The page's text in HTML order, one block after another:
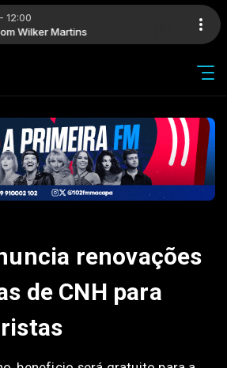
12:00
Martins
renovações
de CNH para